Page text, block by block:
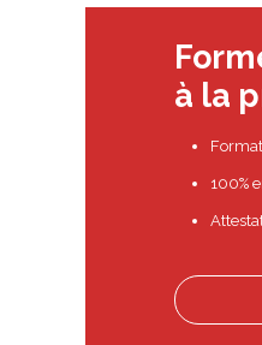
à la
100%